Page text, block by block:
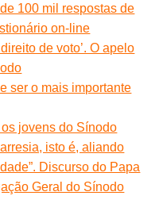
100 mil respostas de
on-line
de voto’. O apelo
ser o mais importante
jovens do Sínodo
isto é, aliando
Discurso do Papa
Geral do Sínodo